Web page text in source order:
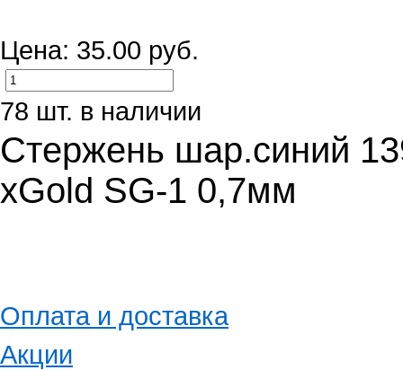
Цена: 35.00 руб.
78 шт. в наличии
Стержень шар.синий
xGold SG-1 0,7мм
Оплата и доставка
Акции